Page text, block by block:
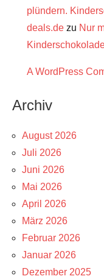
plündern.
deals.de zu Nur
A WordPress
Archiv
August 2026
Juli 2026
Juni 2026
Mai 2026
April 2026
März 2026
Februar 2026
Januar 2026
Dezember 2025